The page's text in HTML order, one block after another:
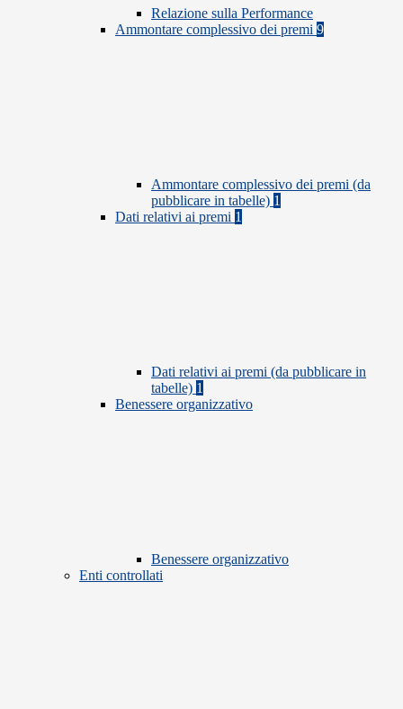
Relazione sulla Performance
Ammontare complessivo dei premi 9
Ammontare complessivo dei premi (da
pubblicare in tabelle) 1
Dati relativi ai premi 1
Dati relativi ai premi (da pubblicare in
tabelle) 1
Benessere organizzativo
Benessere organizzativo
Enti controllati